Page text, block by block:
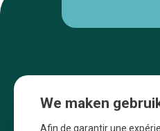
We maken
Afin de garantir une